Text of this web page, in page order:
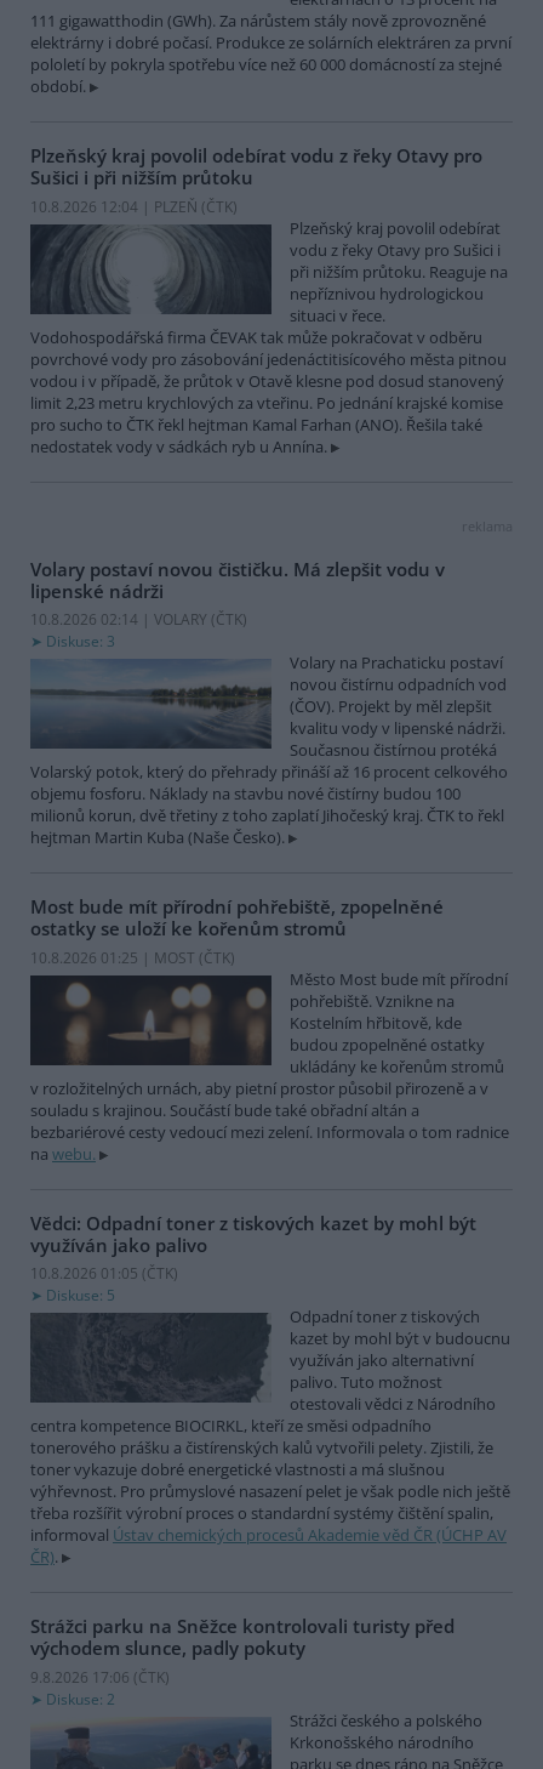
111 gigawatthodin (GWh). Za nárůstem stály nově zprovozněné
elektrárny i dobré počasí. Produkce ze solárních elektráren za první
pololetí by pokryla spotřebu více než 60 000 domácností za stejné
období.
Plzeňský kraj povolil odebírat vodu z řeky Otavy pro
Sušici i při nižším průtoku
10.8.2026 12:04 | PLZEŇ (ČTK)
Plzeňský kraj povolil odebírat
vodu z řeky Otavy pro Sušici i
při nižším průtoku. Reaguje na
nepříznivou hydrologickou
situaci v řece.
Vodohospodářská firma ČEVAK tak může pokračovat v odběru
povrchové vody pro zásobování jedenáctitisícového města pitnou
vodou i v případě, že průtok v Otavě klesne pod dosud stanovený
limit 2,23 metru krychlových za vteřinu. Po jednání krajské komise
pro sucho to ČTK řekl hejtman Kamal Farhan (ANO). Řešila také
nedostatek vody v sádkách ryb u Annína.
reklama
Volary postaví novou čističku. Má zlepšit vodu v
lipenské nádrži
10.8.2026 02:14 | VOLARY (ČTK)
Diskuse: 3
Volary na Prachaticku postaví
novou čistírnu odpadních vod
(ČOV). Projekt by měl zlepšit
kvalitu vody v lipenské nádrži.
Současnou čistírnou protéká
Volarský potok, který do přehrady přináší až 16 procent celkového
objemu fosforu. Náklady na stavbu nové čistírny budou 100
milionů korun, dvě třetiny z toho zaplatí Jihočeský kraj. ČTK to řekl
hejtman Martin Kuba (Naše Česko).
Most bude mít přírodní pohřebiště, zpopelněné
ostatky se uloží ke kořenům stromů
10.8.2026 01:25 | MOST (ČTK)
Město Most bude mít přírodní
pohřebiště. Vznikne na
Kostelním hřbitově, kde
budou zpopelněné ostatky
ukládány ke kořenům stromů
v rozložitelných urnách, aby pietní prostor působil přirozeně a v
souladu s krajinou. Součástí bude také obřadní altán a
bezbariérové cesty vedoucí mezi zelení. Informovala o tom radnice
na webu.
Vědci: Odpadní toner z tiskových kazet by mohl být
využíván jako palivo
10.8.2026 01:05 (ČTK)
Diskuse: 5
Odpadní toner z tiskových
kazet by mohl být v budoucnu
využíván jako alternativní
palivo. Tuto možnost
otestovali vědci z Národního
centra kompetence BIOCIRKL, kteří ze směsi odpadního
tonerového prášku a čistírenských kalů vytvořili pelety. Zjistili, že
toner vykazuje dobré energetické vlastnosti a má slušnou
výhřevnost. Pro průmyslové nasazení pelet je však podle nich ještě
třeba rozšířit výrobní proces o standardní systémy čištění spalin,
informoval Ústav chemických procesů Akademie věd ČR (ÚCHP AV
ČR).
Strážci parku na Sněžce kontrolovali turisty před
východem slunce, padly pokuty
9.8.2026 17:06 (ČTK)
Diskuse: 2
Strážci českého a polského
Krkonošského národního
parku se dnes ráno na Sněžce